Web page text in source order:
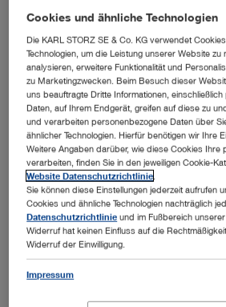
Automatische
Lichtquellensteuerung
Ja
S-Technologien
Zur Angebotsliste
Art.-Nr.: TC304
Cookies und ähnliche Technologien
Die KARL STORZ SE & Co. KG verwendet
Technologien, um die Leistung unserer Website zu
analysieren, erweitere Funktionalität und
zu Marketingzwecken. Beim Besuch dieser
uns beauftragte Dritte Informationen,
Daten, auf Ihrem Endgerät, greifen auf diese zu
und verarbeiten personenbezogene Daten über
ähnlicher Technologien. Hierfür benötigen wir Ihre
Weitere Angaben darüber, wie diese Cookies Ihre
verarbeiten, finden Sie in den jeweiligen Cookie-
Website Datenschutzrichtlinie
Sie können diese Einstellungen jederzeit aufrufen
Cookies und ähnliche Technologien nachträglich
Datenschutzrichtlinie und im Fußbereich
Widerruf hat keinen Einfluss auf die
Widerruf der Einwilligung.
Impressum